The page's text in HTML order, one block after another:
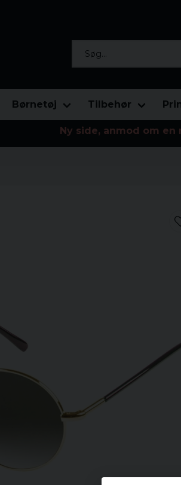
Børnetøj Tilbehør
Ny side, anmod om